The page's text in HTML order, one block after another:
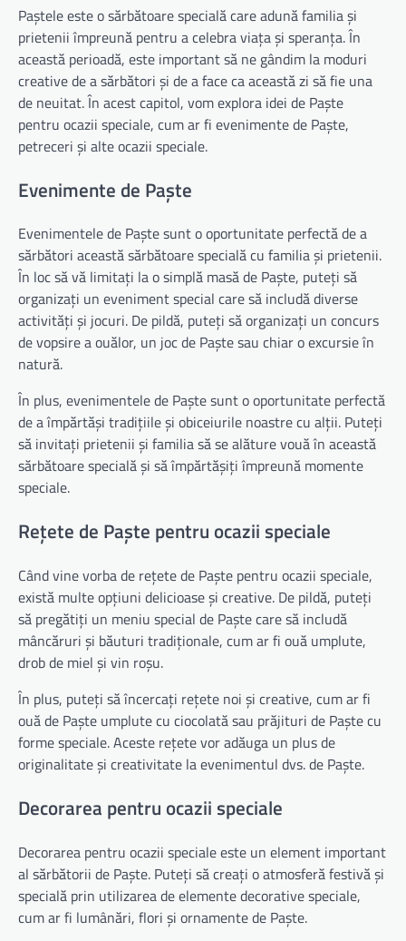
Paștele este o sărbătoare specială care adună familia și
prietenii împreună pentru a celebra viața și speranța. În
această perioadă, este important să ne gândim la moduri
creative de a sărbători și de a face ca această zi să fie una
de neuitat. În acest capitol, vom explora idei de Paște
pentru ocazii speciale, cum ar fi evenimente de Paște,
petreceri și alte ocazii speciale.
Evenimente de Paște
Evenimentele de Paște sunt o oportunitate perfectă de a
sărbători această sărbătoare specială cu familia și prietenii.
În loc să vă limitați la o simplă masă de Paște, puteți să
organizați un eveniment special care să includă diverse
activități și jocuri. De pildă, puteți să organizați un concurs
de vopsire a ouălor, un joc de Paște sau chiar o excursie în
natură.
În plus, evenimentele de Paște sunt o oportunitate perfectă
de a împărtăși tradițiile și obiceiurile noastre cu alții. Puteți
să invitați prietenii și familia să se alăture vouă în această
sărbătoare specială și să împărtășiți împreună momente
speciale.
Rețete de Paște pentru ocazii speciale
Când vine vorba de rețete de Paște pentru ocazii speciale,
există multe opțiuni delicioase și creative. De pildă, puteți
să pregătiți un meniu special de Paște care să includă
mâncăruri și băuturi tradiționale, cum ar fi ouă umplute,
drob de miel și vin roșu.
În plus, puteți să încercați rețete noi și creative, cum ar fi
ouă de Paște umplute cu ciocolată sau prăjituri de Paște cu
forme speciale. Aceste rețete vor adăuga un plus de
originalitate și creativitate la evenimentul dvs. de Paște.
Decorarea pentru ocazii speciale
Decorarea pentru ocazii speciale este un element important
al sărbătorii de Paște. Puteți să creați o atmosferă festivă și
specială prin utilizarea de elemente decorative speciale,
cum ar fi lumânări, flori și ornamente de Paște.